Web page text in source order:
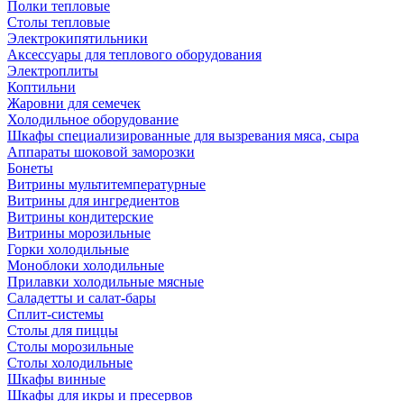
Полки тепловые
Столы тепловые
Электрокипятильники
Аксессуары для теплового оборудования
Электроплиты
Коптильни
Жаровни для семечек
Холодильное оборудование
Шкафы специализированные для вызревания мяса, сыра
Аппараты шоковой заморозки
Бонеты
Витрины мультитемпературные
Витрины для ингредиентов
Витрины кондитерские
Витрины морозильные
Горки холодильные
Моноблоки холодильные
Прилавки холодильные мясные
Саладетты и салат-бары
Сплит-системы
Столы для пиццы
Столы морозильные
Столы холодильные
Шкафы винные
Шкафы для икры и пресервов